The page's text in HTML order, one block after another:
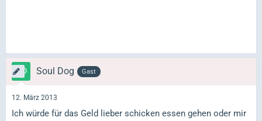
Soul Dog Gast
12. März 2013
Ich würde für das Geld lieber schicken essen gehen oder mir